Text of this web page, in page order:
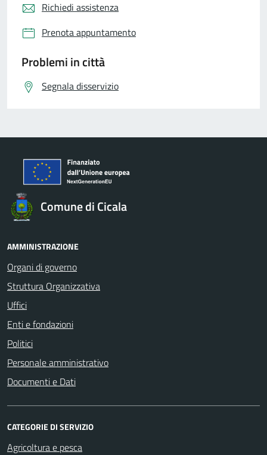
Richiedi assistenza
Prenota appuntamento
Problemi in città
Segnala disservizio
Comune di Cicala
AMMINISTRAZIONE
Organi di governo
Struttura Organizzativa
Uffici
Enti e fondazioni
Politici
Personale amministrativo
Documenti e Dati
CATEGORIE DI SERVIZIO
Agricoltura e pesca